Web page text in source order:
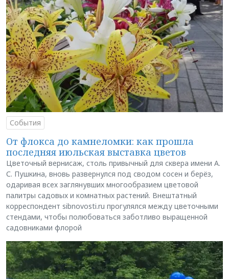
События
От флокса до камнеломки: как прошла
последняя июльская выставка цветов
Цветочный вернисаж, столь привычный для сквера имени А.
С. Пушкина, вновь развернулся под сводом сосен и берёз,
одаривая всех заглянувших многообразием цветовой
палитры садовых и комнатных растений. Внештатный
корреспондент sibnovosti.ru прогулялся между цветочными
стендами, чтобы полюбоваться заботливо выращенной
садовниками флорой